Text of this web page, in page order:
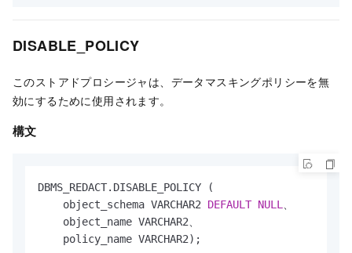
DISABLE_POLICY
このストアドプロシージャは、データマスキングポリシーを無
効にするために使用されます。
構文
DBMS_REDACT.DISABLE_POLICY (
    object_schema VARCHAR2
DEFAULT NULL、
    object_name VARCHAR2、
    policy_name VARCHAR2);